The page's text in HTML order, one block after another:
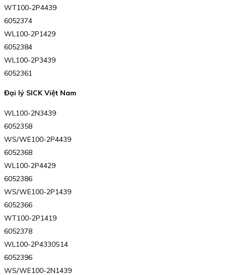
WT100-2P4439
6052374
WL100-2P1429
6052384
WL100-2P3439
6052361
Đại lý SICK Việt Nam
WL100-2N3439
6052358
WS/WE100-2P4439
6052368
WL100-2P4429
6052386
WS/WE100-2P1439
6052366
WT100-2P1419
6052378
WL100-2P4330S14
6052396
WS/WE100-2N1439